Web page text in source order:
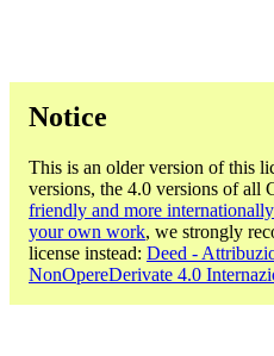
Notice
This is an older version of this
versions, the 4.0 versions of all
friendly and more
your own work, we strongly
license instead: Deed -
NonOpereDerivate 4.0